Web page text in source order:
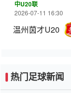
中U20联
2026-07-11 16:30
温州茵才U20
热门足球新闻